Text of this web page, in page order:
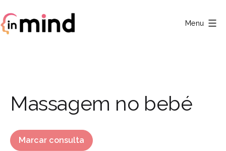
para
Menu
Category:
Massagem no bebé
Marcar consulta